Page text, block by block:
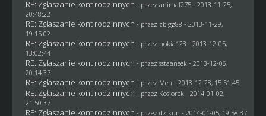
RE: Zgłaszanie kont rodzinnych - przez animal275 - 2013-11-25,
20:48:22
RE: Zgłaszanie kont rodzinnych - przez zbigg88 - 2013-11-29,
19:15:02
RE: Zgłaszanie kont rodzinnych - przez nokia123 - 2013-12-05,
13:02:44
RE: Zgłaszanie kont rodzinnych - przez sstaaneek- 2013-12-06,
20:14:37
RE: Zgłaszanie kont rodzinnych - przez Men - 2013-12-28, 15:51:45
RE: Zgłaszanie kont rodzinnych - przez Kosiorek- 2014-01-02,
21:50:37
RE: Zgłaszanie kont rodzinnych - przez dzikun - 2014-01-05, 19:58:37